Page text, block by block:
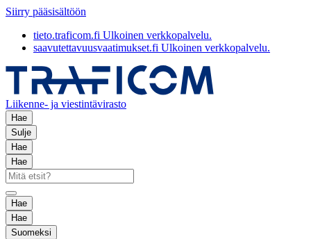
Siirry pääsisältöön
tieto.traficom.fi Ulkoinen verkkopalvelu.
saavutettavuusvaatimukset.fi Ulkoinen verkkopalvelu.
Liikenne- ja viestintävirasto
Hae
Sulje
Hae
Hae
Hae
Hae
Suomeksi